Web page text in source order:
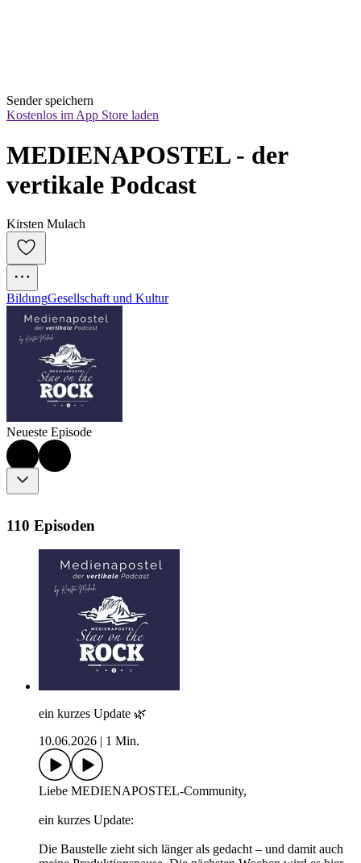
Sender speichern
Kostenlos im App Store laden
MEDIENAPOSTEL - der
vertikale Podcast
Kirsten Mulach
BildungGesellschaft und Kultur
Neueste Episode
110 Episoden
ein kurzes Update 🌿
10.06.2026
1 Min.
Liebe MEDIENAPOSTEL-Community,
ein kurzes Update:
Die Baustelle zieht sich länger als gedacht – und damit auch